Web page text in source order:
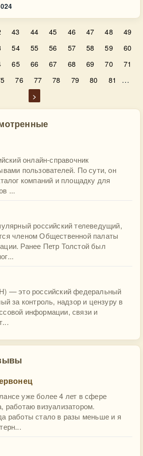
43 44 45 46 47 48
49
54 55 56 57 58 59
60
65 66 67 68 69 70
71
76 77 78 79 80 81 …
>
онлайн-справочник
пользователей. По сути, он
компаний и площадку для
...
российский телеведущий,
членом Общественной палаты
Ранее Петр Толстой был
— это российский федеральный
за контроль, надзор и цензуру в
информации, связи и
уже более 4 лет в сфере
работаю визуализатором.
работы стало в разы меньше и я